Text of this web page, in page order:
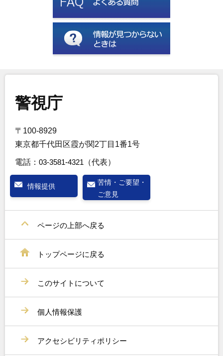
警視庁
〒100-8929
東京都千代田区霞が関2丁目1番1号
電話： 03-3581-4321 （代表）
情報提供
苦情・ご要望・
ご意見
ページの上部へ戻る
トップページに戻る
このサイトについて
個人情報保護
アクセシビリティポリシー